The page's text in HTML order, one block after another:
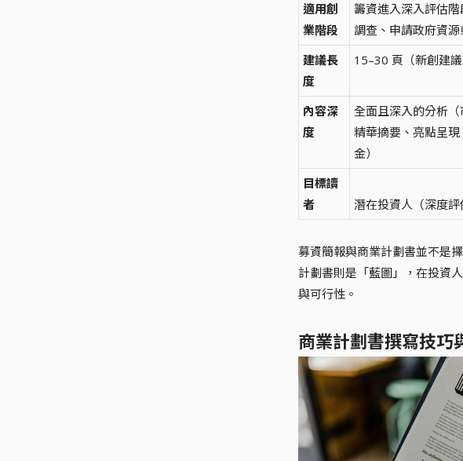
適用創
業階段
籌資進入深入評估
調查、申請政府資源
建議長
度
15–30 頁（新創建議
內容深
度
全面且深入的分析（
精華摘要、亮點呈
金）
目標讀
者
潛在投資人（深度
募資簡報與商業計劃書並不是
計劃書則是「藍圖」，在投資
與可行性。
商業計劃書撰寫技巧